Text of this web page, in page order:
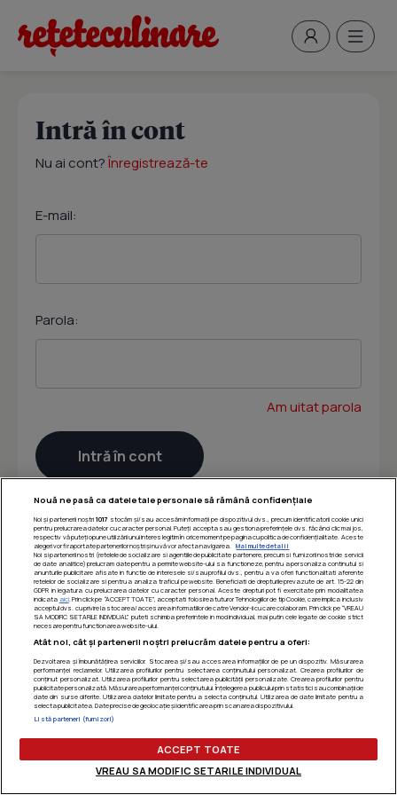
Intră în cont
Nu ai cont?Înregistrează-te
E-mail:
Parola:
Am uitat parola
Nouă ne pasă ca datele tale personale să rămână confidențiale
Noi și partenerii noștri 1017 stocăm și/sau accesăm informații pe dispozitivul dvs., precum identificatorii cookie unici
pentru prelucrarea datelor cu caracter personal. Puteți accepta sau gestiona preferințele dvs. făcând clic mai jos,
respectiv vă puteți opune utilizării unui interes legitim în orice moment pe pagina cu politica de confidențialitate. Aceste
alegeri vor fi raportate partenerilor noștri și nu vă vor afecta navigarea.
Mai multe detalii
Noi si partenerii nostri (retelele de socializare si agentiile de publicitate partenere, precum si furnizorii nostri de servicii
de date analitice) prelucram date pentru a permite website-ului sa functioneze, pentru a personaliza continutul si
anunturile publicitare afisate in functie de interesele si/sau profilul dvs., pentru a va oferi functionalitati aferente
retelelor de socializare si pentru a analiza traficul pe website. Beneficiati de drepturile prevazute de art. 15-22 din
GDPR in legatura cu prelucrarea datelor cu caracter personal. Aceste drepturi pot fi exercitate prin modalitatea
indicata aici. Prin click pe “ACCEPT TOATE”, acceptati folosirea tuturor Tehnologiilor de tip Cookie, care implica inclusiv
acceptul dvs. cu privire la stocarea/accesarea informatiilor de catre Vendor-ii cu care colaboram. Prin click pe “VREAU
SA MODIFIC SETARILE INDIVIDUAL” puteti schimba preferintele in mod individual, mai putin cele legate de cookie strict
necesare pentru functionarea website-ului.
Atât noi, cât și partenerii noștri prelucrăm datele pentru a oferi:
Dezvoltarea și îmbunătățirea serviciilor. Stocarea și/sau accesarea informațiilor de pe un dispozitiv. Măsurarea
performanței reclamelor. Utilizarea profilurilor pentru selectarea conținutului personalizat. Crearea profilurilor de
conținut personalizat. Utilizarea profilurilor pentru selectarea publicității personalizate. Crearea profilurilor pentru
publicitate personalizată. Măsurarea performanței conținutului. Înțelegerea publicului prin statistici sau combinații de
date din surse diferite. Utilizarea datelor limitate pentru a selecta conținutul. Utilizarea de date limitate pentru a
selecta publicitatea. Date precise de geolocație și identificarea prin scanarea dispozitivului.
Listă parteneri (furnizori)
ACCEPT TOATE
VREAU SA MODIFIC SETARILE INDIVIDUAL